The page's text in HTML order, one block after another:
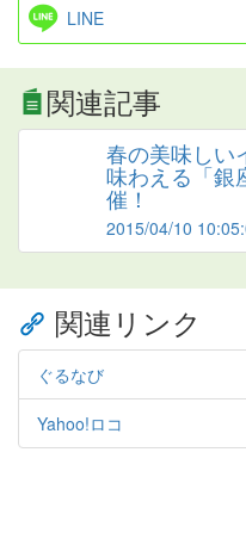
LINE
関連記事
春の美味しい
味わえる「銀
催！
2015/04/10
関連リンク
ぐるなび
Yahoo!ロコ